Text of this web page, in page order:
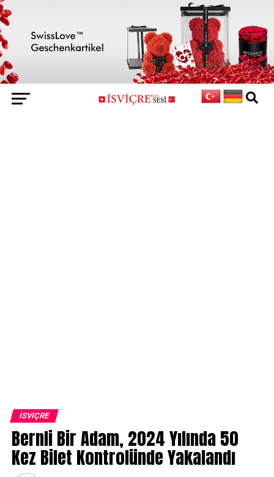
İSVIÇRE
Bernli Bir Adam, 2024 Yılında 50
Kez Bilet Kontrolünde Yakalandı